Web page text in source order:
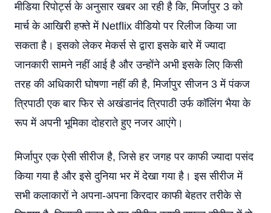
मीडिया रिपोर्ट्स के अनुसार खबर आ रही है कि, मिर्जापुर 3 को
मार्च के आखिरी हफ्ते में Netflix वीडियो पर रिलीज किया जा
सकता है। इसको लेकर मेकर्स से द्वारा इसके बारे में ज्यादा
जानकारी सामने नहीं आई है और उन्होंने अभी इसके लिए किसी
तरह की अधिकारी घोषणा नहीं की है, मिर्जापुर सीजन 3 में पंकज
त्रिपाठी एक बार फिर से अखंडानंद त्रिपाठी उर्फ कॉलिंग भैया के
रूप में अपनी भूमिका दोहराते हुए नजर आएंगे।
मिर्जापुर एक ऐसी सीरीज है, जिसे हर जगह पर काफी ज्यादा पसंद
किया गया है और इसे दुनिया भर में देखा गया है। इस सीरीज में
सभी कलाकारों ने अपना-अपना किरदार काफी बेहतर तरीके से